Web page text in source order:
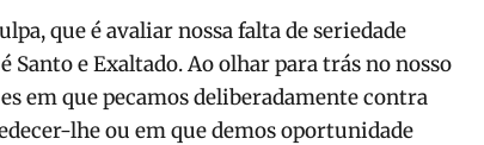
que é avaliar nossa falta de seriedade
Santo e Exaltado. Ao olhar para trás no nosso
em que pecamos deliberadamente contra
lhe ou em que demos oportunidade